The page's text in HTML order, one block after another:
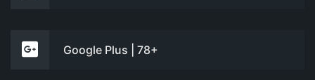
Google Plus | 78+